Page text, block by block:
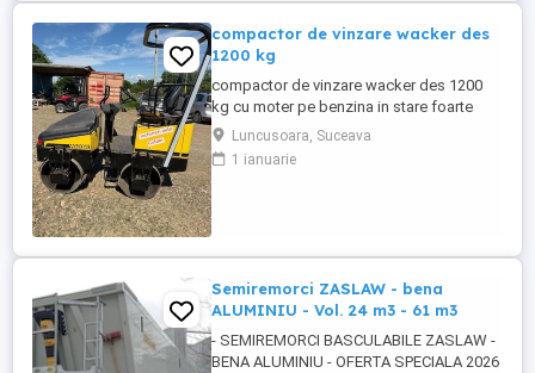
compactor de vinzare wacker des
1200 kg
compactor de vinzare wacker des 1200
kg cu moter pe benzina in stare foarte
buna de functionare cu vibratie si apa pt
valurii pentru mai multe detalii pe watzup
darius
Luncusoara, Suceava
1 ianuarie
Semiremorci ZASLAW - bena
ALUMINIU - Vol. 24 m3 - 61 m3
- SEMIREMORCI BASCULABILE ZASLAW -
BENA ALUMINIU - OFERTA SPECIALA 2026